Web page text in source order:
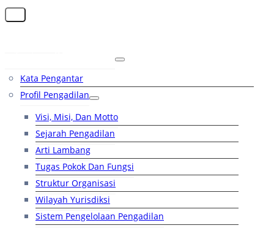
Kata Pengantar
Profil Pengadilan
Visi, Misi, Dan Motto
Sejarah Pengadilan
Arti Lambang
Tugas Pokok Dan Fungsi
Struktur Organisasi
Wilayah Yurisdiksi
Sistem Pengelolaan Pengadilan